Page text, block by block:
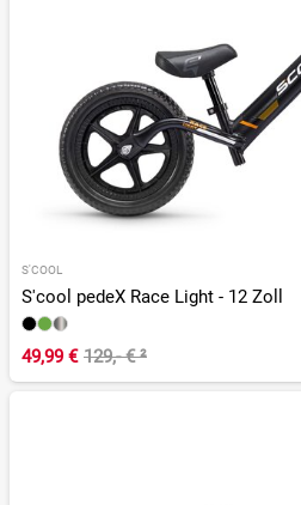
S'COOL
S'cool pedeX Race Light - 12 Zoll
49,99 € 129,- €²